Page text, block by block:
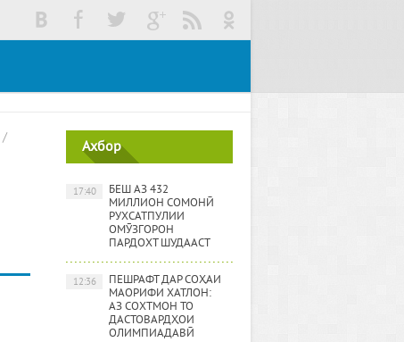
/
Ахбор
БЕШ АЗ 432
МИЛЛИОН СОМОНӢ
РУХСАТПУЛИИ
ОМӮЗГОРОН
ПАРДОХТ ШУДААСТ
17:40
ПЕШРАФТ ДАР СОҲАИ
МАОРИФИ ХАТЛОН:
АЗ СОХТМОН ТО
ДАСТОВАРДҲОИ
ОЛИМПИАДАВӢ
12:36